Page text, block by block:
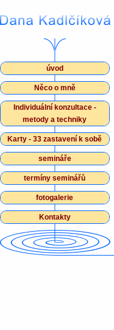
úvod
Něco o mně
Individuální konzultace -
metody a techniky
Karty - 33 zastavení k sobě
semináře
termíny seminářů
fotogalerie
Kontakty